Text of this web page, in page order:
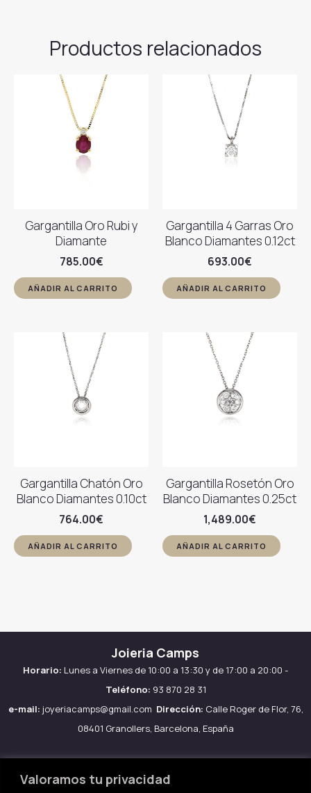
Valoramos tu privacidad
Productos relacionados
Gargantilla Oro Rubi y
Diamante
785.00€
AÑADIR AL CARRITO
Gargantilla 4 Garras Oro
Blanco Diamantes 0.12ct
693.00€
AÑADIR AL CARRITO
Gargantilla Chatón Oro
Blanco Diamantes 0.10ct
764.00€
AÑADIR AL CARRITO
Gargantilla Rosetón Oro
Blanco Diamantes 0.25ct
1,489.00€
AÑADIR AL CARRITO
Joieria Camps
Horario: Lunes a Viernes de 10:00 a 13:30 y de 17:00 a 20:00 -
Teléfono: 93 870 28 31
e-mail: joyeriacamps@gmail.com Dirección: Calle Roger de Flor, 76,
08401 Granollers, Barcelona, España